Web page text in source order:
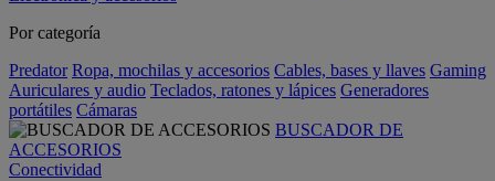
Por categoría
Predator Ropa, mochilas y accesorios Cables, bases y llaves Gaming
Auriculares y audio Teclados, ratones y lápices Generadores
portátiles Cámaras
BUSCADOR DE
ACCESORIOS
Conectividad